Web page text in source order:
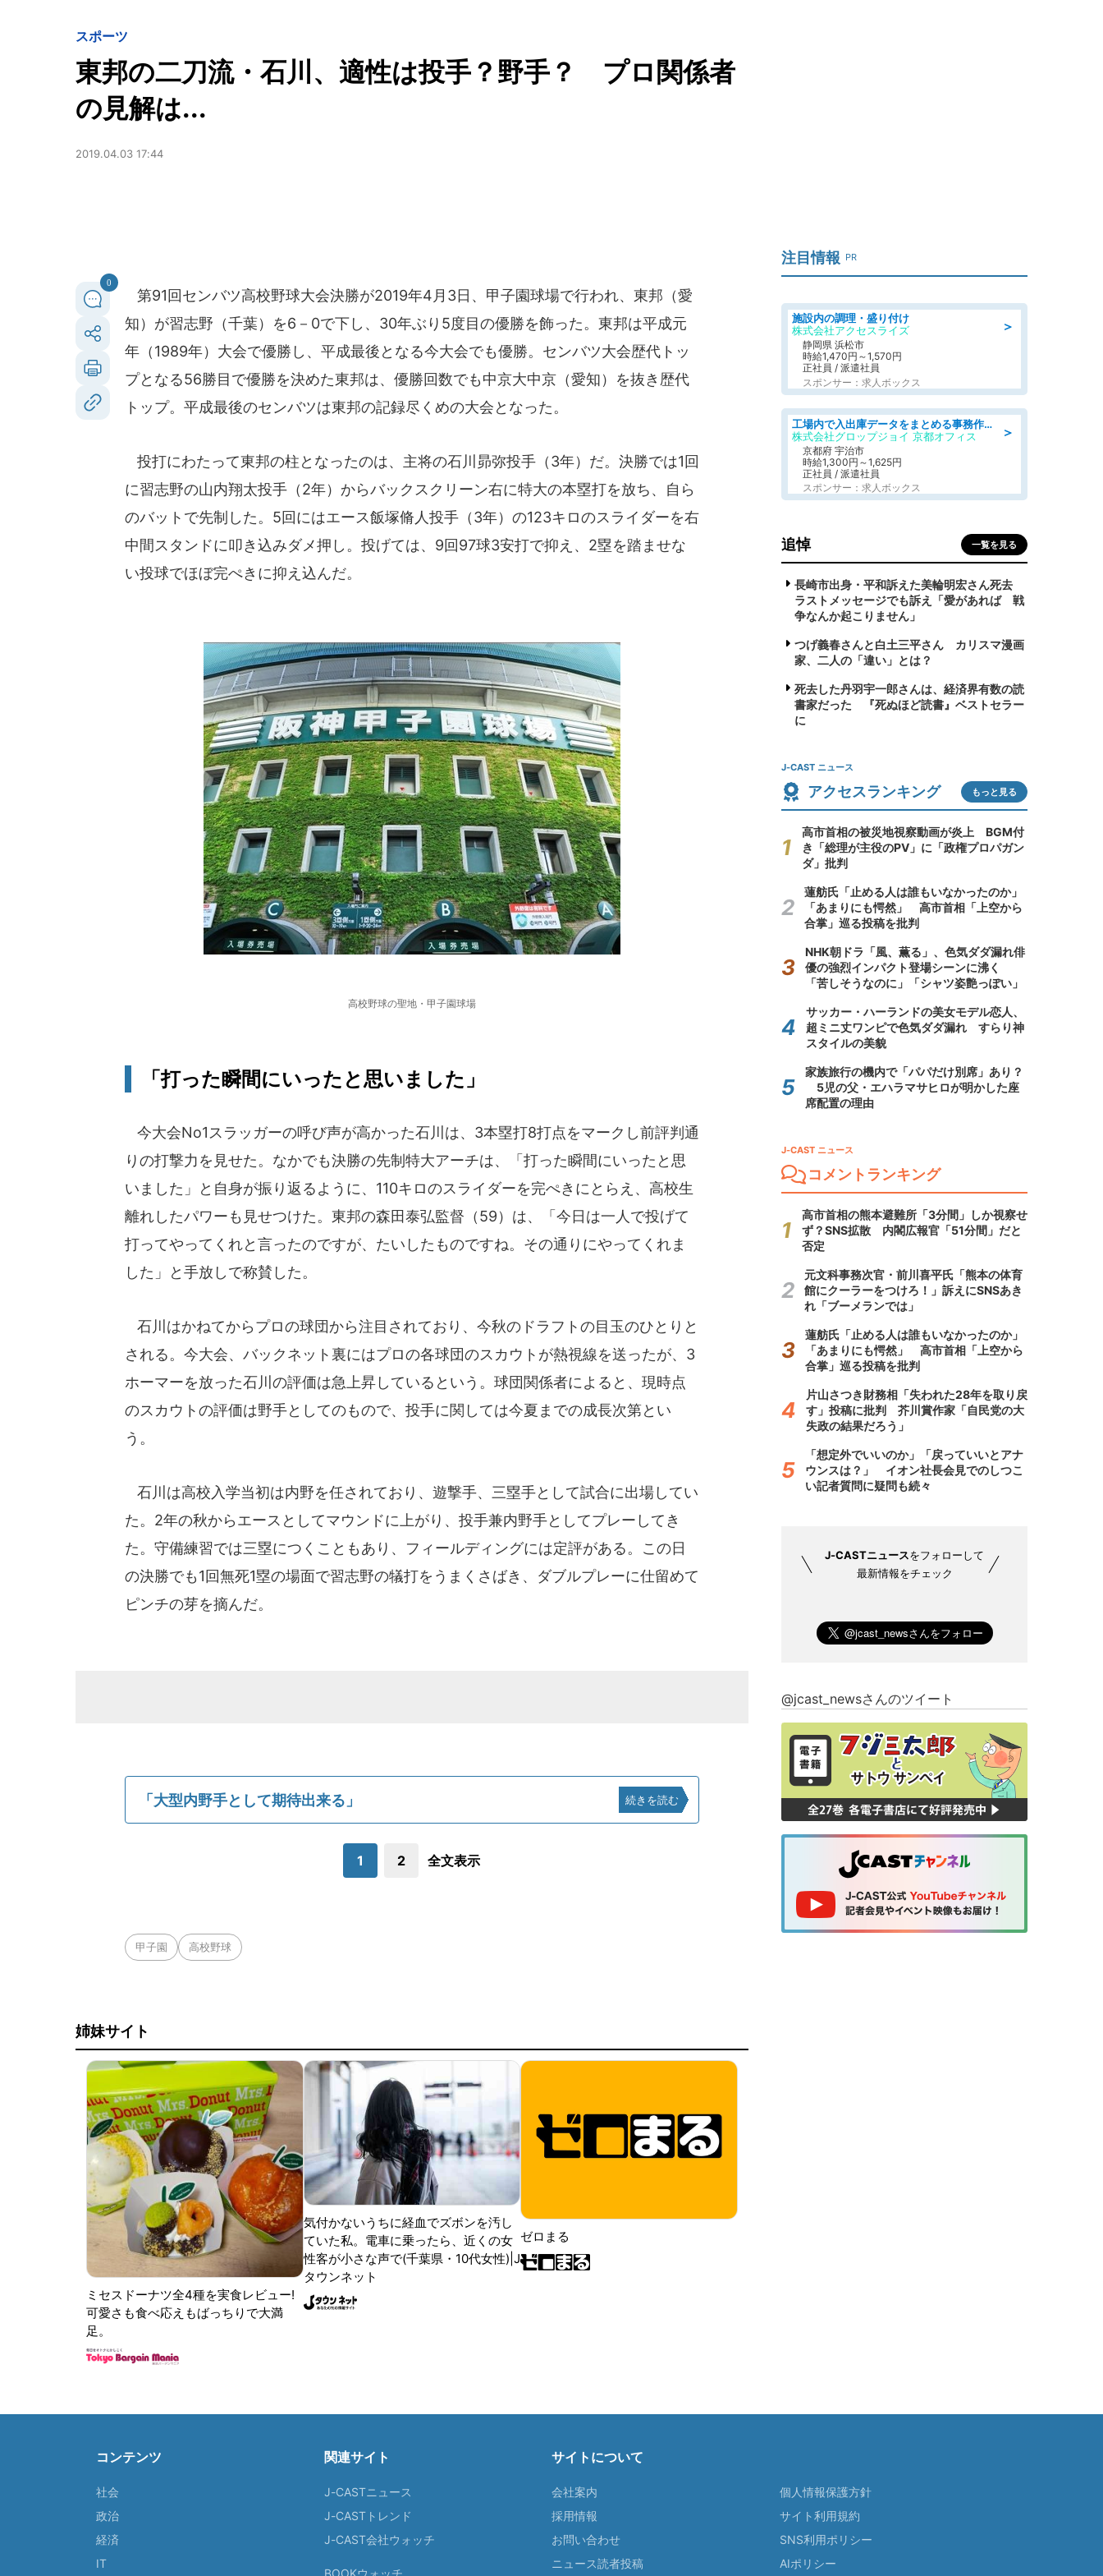
スポーツ
東邦の二刀流・石川、適性は投手？野手？ プロ関係者
の見解は...
2019.04.03 17:44
0
第91回センバツ高校野球大会決勝が2019年4月3日、甲子園球場で行われ、東邦（愛
知）が習志野（千葉）を6－0で下し、30年ぶり5度目の優勝を飾った。東邦は平成元
年（1989年）大会で優勝し、平成最後となる今大会でも優勝。センバツ大会歴代トッ
プとなる56勝目で優勝を決めた東邦は、優勝回数でも中京大中京（愛知）を抜き歴代
トップ。平成最後のセンバツは東邦の記録尽くめの大会となった。
投打にわたって東邦の柱となったのは、主将の石川昴弥投手（3年）だ。決勝では1回
に習志野の山内翔太投手（2年）からバックスクリーン右に特大の本塁打を放ち、自ら
のバットで先制した。5回にはエース飯塚脩人投手（3年）の123キロのスライダーを右
中間スタンドに叩き込みダメ押し。投げては、9回97球3安打で抑え、2塁を踏ませな
い投球でほぼ完ぺきに抑え込んだ。
高校野球の聖地・甲子園球場
「打った瞬間にいったと思いました」
今大会No1スラッガーの呼び声が高かった石川は、3本塁打8打点をマークし前評判通
りの打撃力を見せた。なかでも決勝の先制特大アーチは、「打った瞬間にいったと思
いました」と自身が振り返るように、110キロのスライダーを完ぺきにとらえ、高校生
離れしたパワーも見せつけた。東邦の森田泰弘監督（59）は、「今日は一人で投げて
打ってやってくれと言ったのですが、たいしたものですね。その通りにやってくれま
した」と手放しで称賛した。
石川はかねてからプロの球団から注目されており、今秋のドラフトの目玉のひとりと
される。今大会、バックネット裏にはプロの各球団のスカウトが熱視線を送ったが、3
ホーマーを放った石川の評価は急上昇しているという。球団関係者によると、現時点
のスカウトの評価は野手としてのもので、投手に関しては今夏までの成長次第とい
う。
石川は高校入学当初は内野を任されており、遊撃手、三塁手として試合に出場してい
た。2年の秋からエースとしてマウンドに上がり、投手兼内野手としてプレーしてき
た。守備練習では三塁につくこともあり、フィールディングには定評がある。この日
の決勝でも1回無死1塁の場面で習志野の犠打をうまくさばき、ダブルプレーに仕留めて
ピンチの芽を摘んだ。
「大型内野手として期待出来る」 続きを読む
1 2 全文表示
甲子園 高校野球
姉妹サイト
ミセスドーナツ全4種を実食レビュー!
可愛さも食べ応えもばっちりで大満
足。
気付かないうちに経血でズボンを汚し
ていた私。電車に乗ったら、近くの女
性客が小さな声で(千葉県・10代女性)|J
タウンネット
ゼロまる
注目情報 PR
＞
施設内の調理・盛り付け
株式会社アクセスライズ
静岡県 浜松市
時給1,470円～1,570円
正社員 / 派遣社員
スポンサー：求人ボックス
＞
工場内で入出庫データをまとめる事務作業/車通勤OK/交通費支給/食堂あり
株式会社グロップジョイ 京都オフィス
京都府 宇治市
時給1,300円～1,625円
正社員 / 派遣社員
スポンサー：求人ボックス
追悼 一覧を見る
長崎市出身・平和訴えた美輪明宏さん死去
ラストメッセージでも訴え「愛があれば 戦
争なんか起こりません」
つげ義春さんと白土三平さん カリスマ漫画
家、二人の「違い」とは？
死去した丹羽宇一郎さんは、経済界有数の読
書家だった 『死ぬほど読書』ベストセラー
に
J-CAST ニュース
アクセスランキング もっと見る
高市首相の被災地視察動画が炎上 BGM付
き「総理が主役のPV」に「政権プロパガン
ダ」批判
蓮舫氏「止める人は誰もいなかったのか」
「あまりにも愕然」 高市首相「上空から
合掌」巡る投稿を批判
NHK朝ドラ「風、薫る」、色気ダダ漏れ俳
優の強烈インパクト登場シーンに沸く
「苦しそうなのに」「シャツ姿艶っぽい」
サッカー・ハーランドの美女モデル恋人、
超ミニ丈ワンピで色気ダダ漏れ すらり神
スタイルの美貌
家族旅行の機内で「パパだけ別席」あり？
5児の父・エハラマサヒロが明かした座
席配置の理由
J-CAST ニュース
コメントランキング
高市首相の熊本避難所「3分間」しか視察せ
ず？SNS拡散 内閣広報官「51分間」だと
否定
元文科事務次官・前川喜平氏「熊本の体育
館にクーラーをつけろ！」訴えにSNSあき
れ「ブーメランでは」
蓮舫氏「止める人は誰もいなかったのか」
「あまりにも愕然」 高市首相「上空から
合掌」巡る投稿を批判
片山さつき財務相「失われた28年を取り戻
す」投稿に批判 芥川賞作家「自民党の大
失政の結果だろう」
「想定外でいいのか」「戻っていいとアナ
ウンスは？」 イオン社長会見でのしつこ
い記者質問に疑問も続々
J-CASTニュースをフォローして
最新情報をチェック
@jcast_newsさんのツイート
コンテンツ
社会
政治
経済
IT
関連サイト
J-CASTニュース
J-CASTトレンド
J-CAST会社ウォッチ
BOOKウォッチ
サイトについて
会社案内
採用情報
お問い合わせ
ニュース読者投稿
個人情報保護方針
サイト利用規約
SNS利用ポリシー
AIポリシー